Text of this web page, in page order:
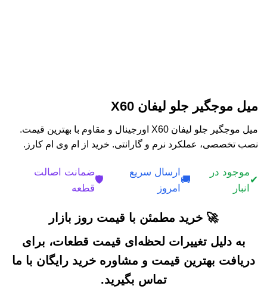
میل موجگیر جلو لیفان X60
میل موجگیر جلو لیفان X60 اورجینال و مقاوم با بهترین قیمت.
نصب تخصصی، عملکرد نرم و گارانتی. خرید از ام وی ام کارز.
✔
موجود در
انبار
🚚
ارسال سریع
امروز
🛡️
ضمانت اصالت
قطعه
🚀 خرید مطمئن با قیمت روز بازار
به دلیل تغییرات لحظه‌ای قیمت قطعات، برای
دریافت بهترین قیمت و مشاوره خرید رایگان با ما
تماس بگیرید.